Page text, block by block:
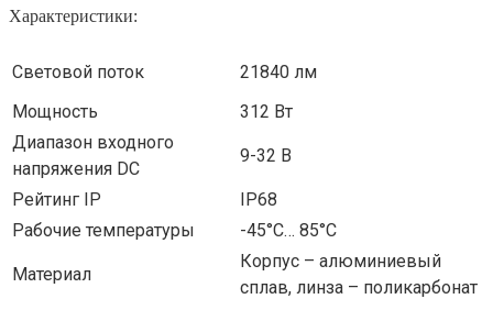
Характеристики:
Световой поток
21840 лм
Мощность
312 Вт
Диапазон входного
напряжения DC
9-32 В
Рейтинг IP
IP68
Рабочие температуры
-45°С… 85°С
Материал
Корпус – алюминиевый
сплав, линза – поликарбонат